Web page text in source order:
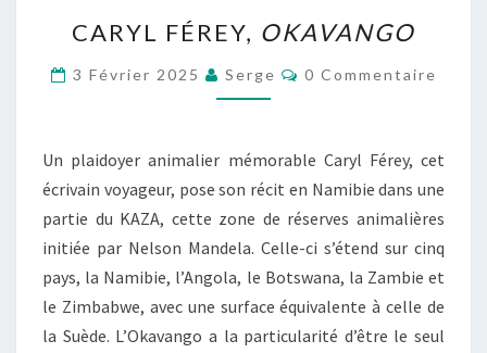
FÉREY,
OKAVANGO
CARYL FÉREY, OKAVANGO
3 Février 2025 Serge Commentaires
0 Commentaire
Un plaidoyer animalier mémorable Caryl Férey, cet
écrivain voyageur, pose son récit en Namibie dans une
partie du KAZA, cette zone de réserves animalières
initiée par Nelson Mandela. Celle-ci s’étend sur cinq
pays, la Namibie, l’Angola, le Botswana, la Zambie et
le Zimbabwe, avec une surface équivalente à celle de
la Suède. L’Okavango a la particularité d’être le seul